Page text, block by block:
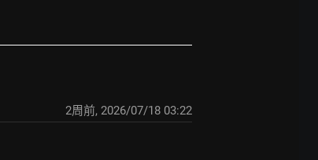
2周前, 2026/07/18 03:22